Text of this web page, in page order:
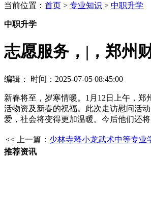
当前位置： 首页 > 专业知识 > 中职升学
中职升学
志愿服务，|，郑州
编辑： 时间：2025-07-05 08:45:00
新春将至，岁寒情暖。1月12日上午，
活物资及新春的祝福。此次走访慰问活
爱，社会将变得更加温暖。今后他们还
<< 上一篇： 少林寺释小龙武术中等专业
推荐资讯